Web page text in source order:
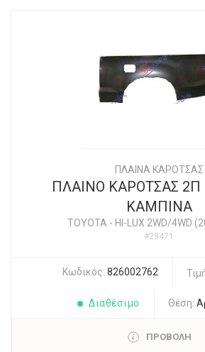
ΠΛΑΙΝΑ ΚΑΡΟΤΣΑΣ
ΠΛΑΙΝΟ ΚΑΡΟΤΣΑΣ 2Π
ΚΑΜΠΙΝΑ
TOYOTA - HI-LUX 2WD/4WD
#29471
Κωδικός: 826002762
Διαθέσιμο Θέση:
ΠΡΟΒΟΛΗ